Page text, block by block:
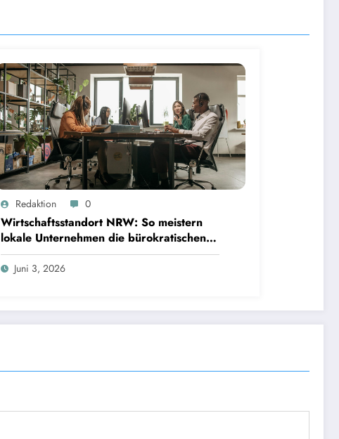
Redaktion 0
Wirtschaftsstandort NRW: So meistern
lokale Unternehmen die bürokratischen
Hürden
Juni 3, 2026